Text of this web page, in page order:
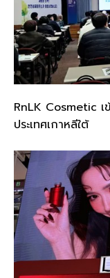
RnLK Cosmetic เ
ประเทศเกาหลีใต้